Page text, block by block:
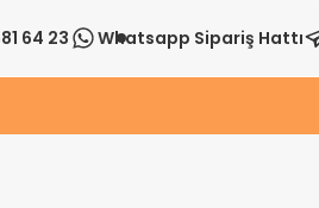
64 23 Whatsapp Sipariş Hattı